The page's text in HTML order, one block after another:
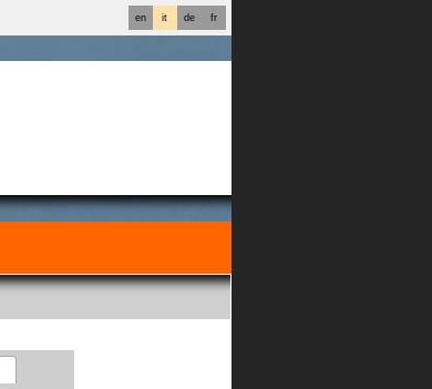
fr
de
it
en